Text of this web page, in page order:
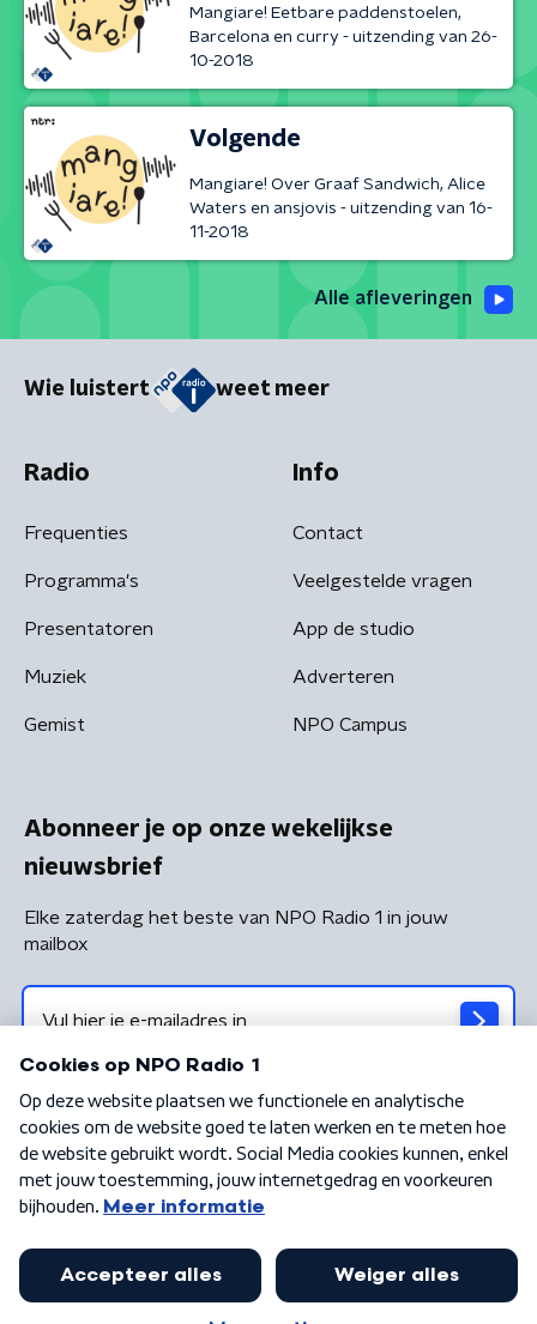
Mangiare! Eetbare paddenstoelen,
Barcelona en curry - uitzending van 26-
10-2018
Volgende
Mangiare! Over Graaf Sandwich, Alice
Waters en ansjovis - uitzending van 16-
11-2018
Alle afleveringen
Wie luistert weet meer
Radio
Frequenties
Programma's
Presentatoren
Muziek
Gemist
Info
Contact
Veelgestelde vragen
App de studio
Adverteren
NPO Campus
Abonneer je op onze wekelijkse
nieuwsbrief
Elke zaterdag het beste van NPO Radio 1 in jouw
mailbox
Algemene voorwaarden